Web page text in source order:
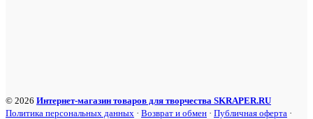
© 2026 Интернет-магазин товаров для творчества SKRAPER.RU
Политика персональных данных · Возврат и обмен · Публичная оферта ·